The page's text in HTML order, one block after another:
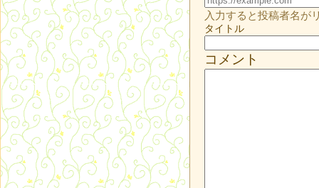
入力すると投稿者名が
タイトル
コメント